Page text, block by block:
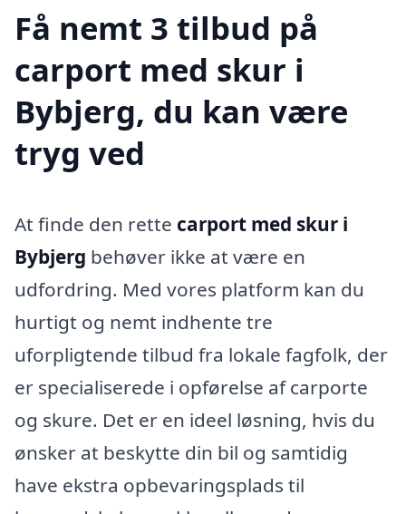
Få nemt 3 tilbud på
carport med skur i
Bybjerg, du kan være
tryg ved
At finde den rette carport med skur i
Bybjerg behøver ikke at være en
udfordring. Med vores platform kan du
hurtigt og nemt indhente tre
uforpligtende tilbud fra lokale fagfolk, der
er specialiserede i opførelse af carporte
og skure. Det er en ideel løsning, hvis du
ønsker at beskytte din bil og samtidig
have ekstra opbevaringsplads til